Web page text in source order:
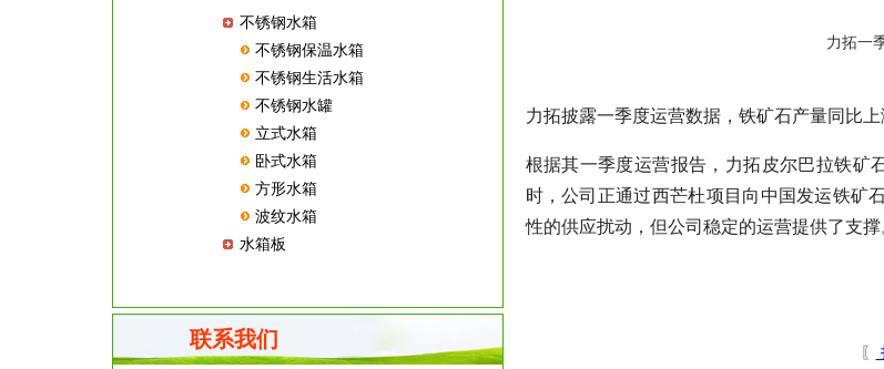
不锈钢水箱
不锈钢保温水箱
不锈钢生活水箱
不锈钢水罐
立式水箱
卧式水箱
方形水箱
波纹水箱
水箱板
联系我们
力拓一
力拓披露一季度运营数据，铁矿石产量同比
根据其一季度运营报告，力拓皮尔巴拉铁矿
时，公司正通过西芒杜项目向中国发运铁矿
性的供应扰动，但公司稳定的运营提供了支撑
〖